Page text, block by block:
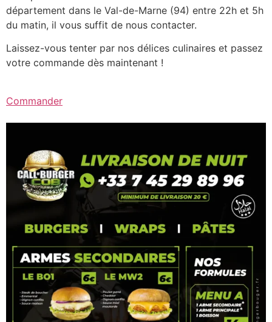
département dans le Val-de-Marne (94) entre 22h et 5h
du matin, il vous suffit de nous contacter.
Laissez-vous tenter par nos délices culinaires et passez
votre commande dès maintenant !
Commander